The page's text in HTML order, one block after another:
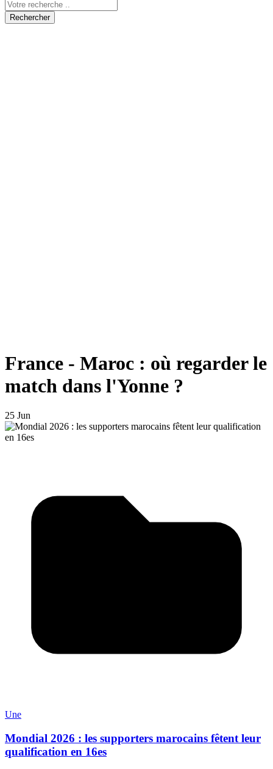
Rechercher
France - Maroc : où regarder le
match dans l'Yonne ?
25 Jun
Une
Mondial 2026 : les supporters marocains fêtent leur
qualification en 16es